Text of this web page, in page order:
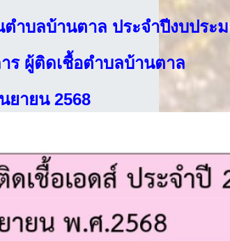
ำบลบ้านตาล ประจำปีงบประ
ร ผู้ติดเชื้อตำบลบ้านตาล
ายน 2568